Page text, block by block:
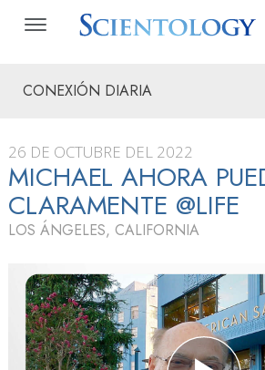
CONEXIÓN DIARIA
26 DE OCTUBRE DEL 2022
MICHAEL AHORA
CLARAMENTE @LIFE
LOS ÁNGELES, CALIFORNIA